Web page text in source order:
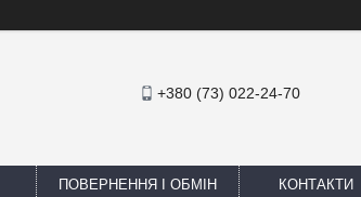
+380 (73) 022-24-70
ПОВЕРНЕННЯ І ОБМІН КОНТАКТИ